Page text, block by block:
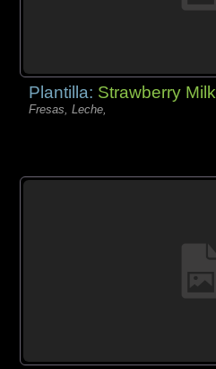
Plantilla: Strawberry Milk
Fresas, Leche,